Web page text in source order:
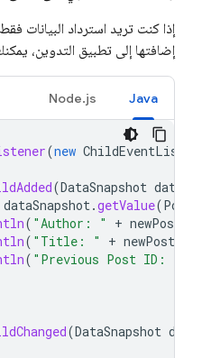
إذا كنت تريد استرداد
إضافتها إلى تطبيق التدوين،
Java
Node.js
(new
(DataSnapshot
dataSnapshot.getValue(Post
( "Author: " + newPost
( "Title: " + newPost
( "Previous Post ID: "
(DataSnapshot